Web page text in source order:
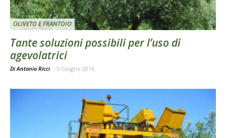
OLIVETO E FRANTOIO
Tante soluzioni possibili per l’uso di
agevolatrici
Di Antonio Ricci - 5 Giugno 2016